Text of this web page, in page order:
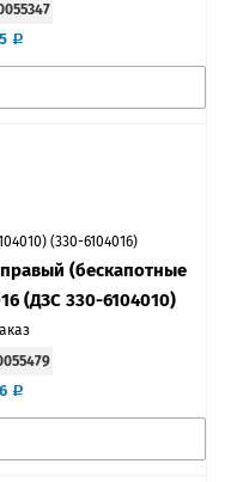
(330-6104016)
(беcкапотные
(ДЗС 330-6104010)